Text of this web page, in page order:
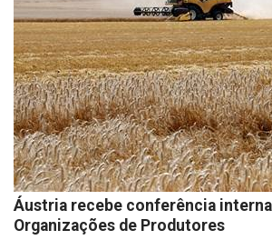
Áustria recebe conferência
Organizações de Produtores